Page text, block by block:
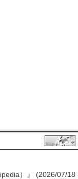
）』 (2026/07/18